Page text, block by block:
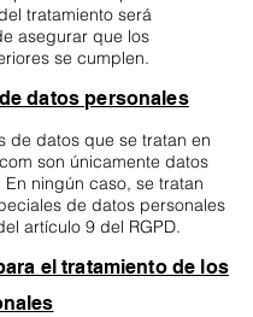
tratamiento será
asegurar que los
se cumplen.
datos personales
de datos que se tratan en
son únicamente datos
En ningún caso, se tratan
de datos personales
artículo 9 del RGPD.
el tratamiento de los